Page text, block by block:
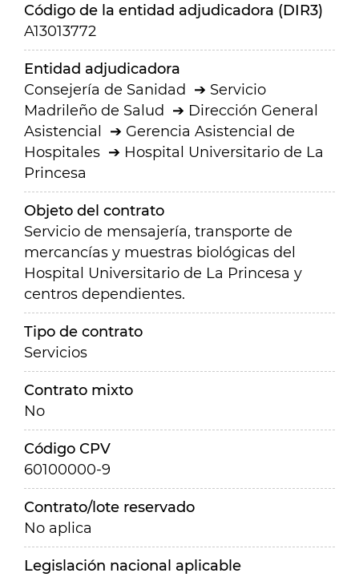
Código de la entidad adjudicadora (DIR3)
A13013772
Entidad adjudicadora
Consejería de Sanidad
Servicio
Madrileño de Salud
Dirección General
Asistencial
Gerencia Asistencial de
Hospitales
Hospital Universitario de La
Princesa
Objeto del contrato
Servicio de mensajería, transporte de
mercancías y muestras biológicas del
Hospital Universitario de La Princesa y
centros dependientes.
Tipo de contrato
Servicios
Contrato mixto
No
Código CPV
60100000-9
Contrato/lote reservado
No aplica
Legislación nacional aplicable